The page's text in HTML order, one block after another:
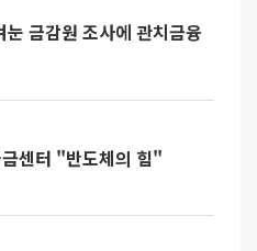
금감원 조사에 관치금융
센터 "반도체의 힘"